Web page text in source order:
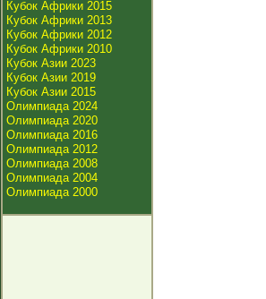
Кубок Африки 2015
Кубок Африки 2013
Кубок Африки 2012
Кубок Африки 2010
Кубок Азии 2023
Кубок Азии 2019
Кубок Азии 2015
Олимпиада 2024
Олимпиада 2020
Олимпиада 2016
Олимпиада 2012
Олимпиада 2008
Олимпиада 2004
Олимпиада 2000